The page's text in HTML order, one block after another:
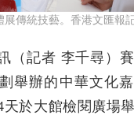
傳統技藝。香港文匯報
（記者 李千尋）
舉辦的中華文化
天於大館檢閱廣場